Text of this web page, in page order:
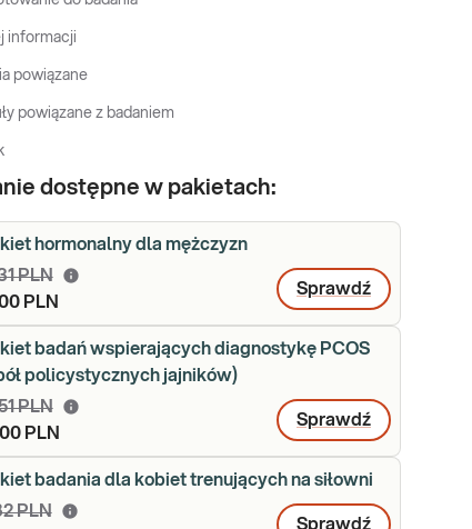
informacji
powiązane
powiązane z badaniem
dostępne w pakietach:
hormonalny dla mężczyzn
PLN
PLN
Sprawdź
badań wspierających diagnostykę PCOS
policystycznych jajników)
PLN
PLN
Sprawdź
badania dla kobiet trenujących na siłowni
PLN
Sprawdź